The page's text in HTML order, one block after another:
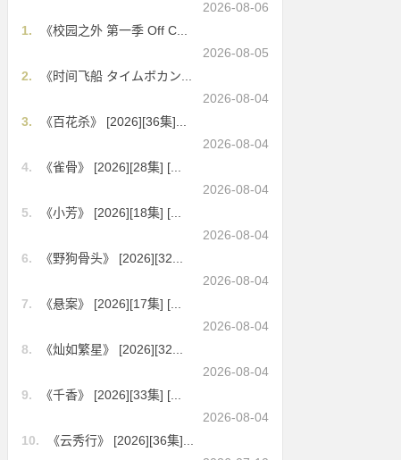
2026-08-06
1.
《校园之外 第一季 Off C...
2026-08-05
2.
《时间飞船 タイムボカン...
2026-08-04
3.
《百花杀》 [2026][36集]...
2026-08-04
4.
《雀骨》 [2026][28集] [...
2026-08-04
5.
《小芳》 [2026][18集] [...
2026-08-04
6.
《野狗骨头》 [2026][32...
2026-08-04
7.
《悬案》 [2026][17集] [...
2026-08-04
8.
《灿如繁星》 [2026][32...
2026-08-04
9.
《千香》 [2026][33集] [...
2026-08-04
10.
《云秀行》 [2026][36集]...